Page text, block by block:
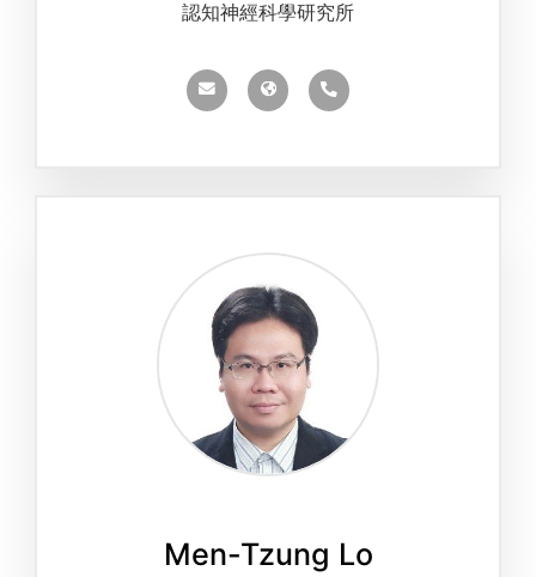
認知神經科學研究所
Men-Tzung Lo